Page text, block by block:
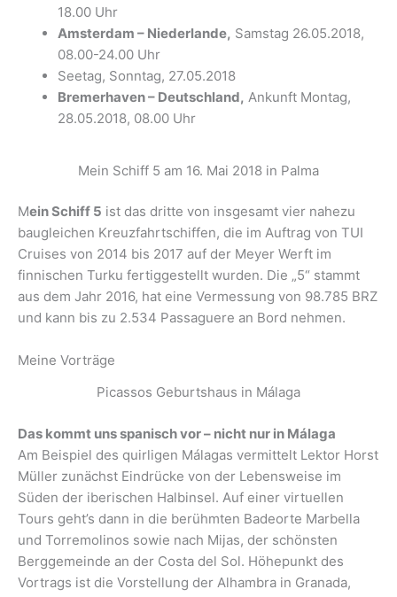
18.00 Uhr
Amsterdam – Niederlande, Samstag 26.05.2018,
08.00-24.00 Uhr
Seetag, Sonntag, 27.05.2018
Bremerhaven – Deutschland, Ankunft Montag,
28.05.2018, 08.00 Uhr
Mein Schiff 5 am 16. Mai 2018 in Palma
Mein Schiff 5 ist das dritte von insgesamt vier nahezu
baugleichen Kreuzfahrtschiffen, die im Auftrag von TUI
Cruises von 2014 bis 2017 auf der Meyer Werft im
finnischen Turku fertiggestellt wurden. Die „5“ stammt
aus dem Jahr 2016, hat eine Vermessung von 98.785 BRZ
und kann bis zu 2.534 Passaguere an Bord nehmen.
Meine Vorträge
Picassos Geburtshaus in Málaga
Das kommt uns spanisch vor – nicht nur in Málaga
Am Beispiel des quirligen Málagas vermittelt Lektor Horst
Müller zunächst Eindrücke von der Lebensweise im
Süden der iberischen Halbinsel. Auf einer virtuellen
Tours geht’s dann in die berühmten Badeorte Marbella
und Torremolinos sowie nach Mijas, der schönsten
Berggemeinde an der Costa del Sol. Höhepunkt des
Vortrags ist die Vorstellung der Alhambra in Granada,